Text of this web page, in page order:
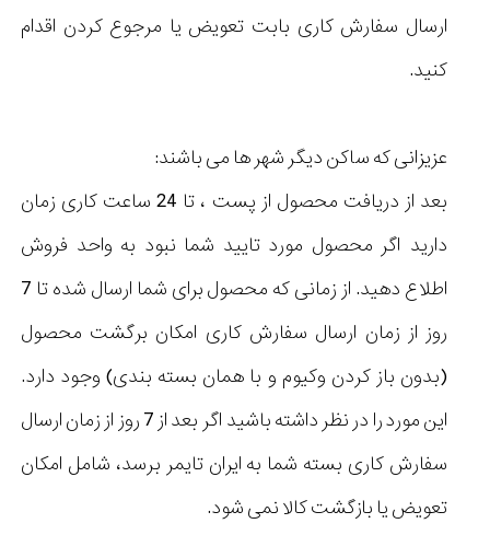
ارسال سفارش کاری بابت تعویض یا مرجوع کردن اقدام
کنید.
عزیزانی که ساکن دیگر شهر ها می باشند:
بعد از دریافت محصول از پست ، تا 24 ساعت کاری زمان
دارید اگر محصول مورد تایید شما نبود به واحد فروش
اطلاع دهید. از زمانی که محصول برای شما ارسال شده تا 7
روز از زمان ارسال سفارش کاری امکان برگشت محصول
(بدون باز کردن وکیوم و با همان بسته بندی) وجود دارد.
این مورد را در نظر داشته باشید اگر بعد از 7 روز از زمان ارسال
سفارش کاری بسته شما به ایران تایمر برسد، شامل امکان
تعویض یا بازگشت کالا نمی شود.